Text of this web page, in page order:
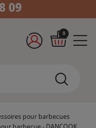
09
0
pour barbecues